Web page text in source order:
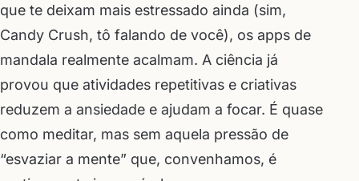
que te deixam mais estressado ainda (sim,
Candy Crush, tô falando de você), os apps de
mandala realmente acalmam. A ciência já
provou que atividades repetitivas e criativas
reduzem a ansiedade e ajudam a focar. É quase
como meditar, mas sem aquela pressão de
“esvaziar a mente” que, convenhamos, é